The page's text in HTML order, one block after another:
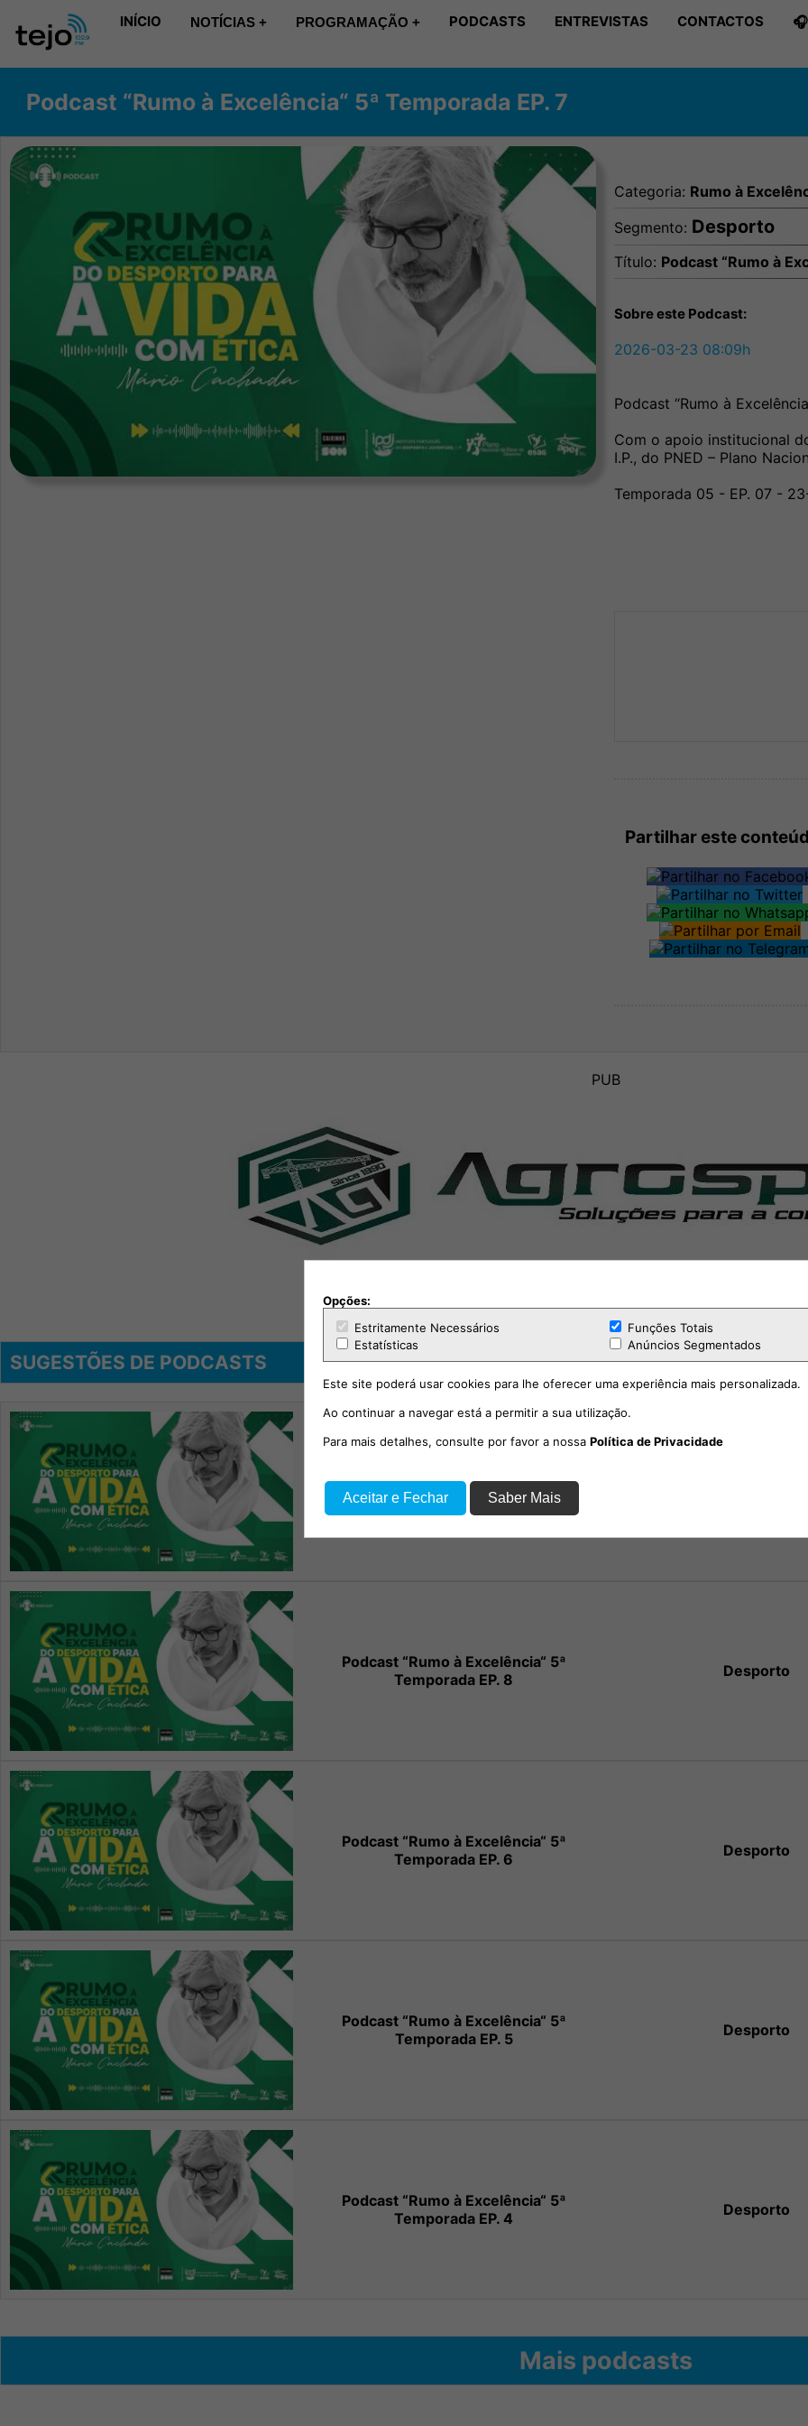
INÍCIO NOTÍCIAS + PROGRAMAÇÃO + PODCASTS ENTREVISTAS CONTACTOS
Podcast “Rumo à Excelência“ 5ª Temporada EP. 7
Categoria: Rumo à
Segmento: Desporto
Título: Podcast “Rumo à
Sobre este Podcast:
2026-03-23 08:09h
Podcast “Rumo à
Com o apoio institucional
I.P., do PNED – Plano
Temporada 05 - EP. 07 -
Partilhar este
PUB
SUGESTÕES DE PODCASTS
Podcast “Rumo à Excelência“ 5ª
Temporada EP. 9
Podcast “Rumo à Excelência“ 5ª
Temporada EP. 8
Desporto
Podcast “Rumo à Excelência“ 5ª
Temporada EP. 6
Desporto
Podcast “Rumo à Excelência“ 5ª
Temporada EP. 5
Desporto
Podcast “Rumo à Excelência“ 5ª
Temporada EP. 4
Desporto
Mais podcasts
Opções:
Estritamente Necessários
Funções Totais
Estatísticas
Anúncios Segmentados
Este site poderá usar cookies para lhe oferecer uma experiência mais personalizada.
Ao continuar a navegar está a permitir a sua utilização.
Para mais detalhes, consulte por favor a nossa Política de Privacidade
Aceitar e Fechar Saber Mais